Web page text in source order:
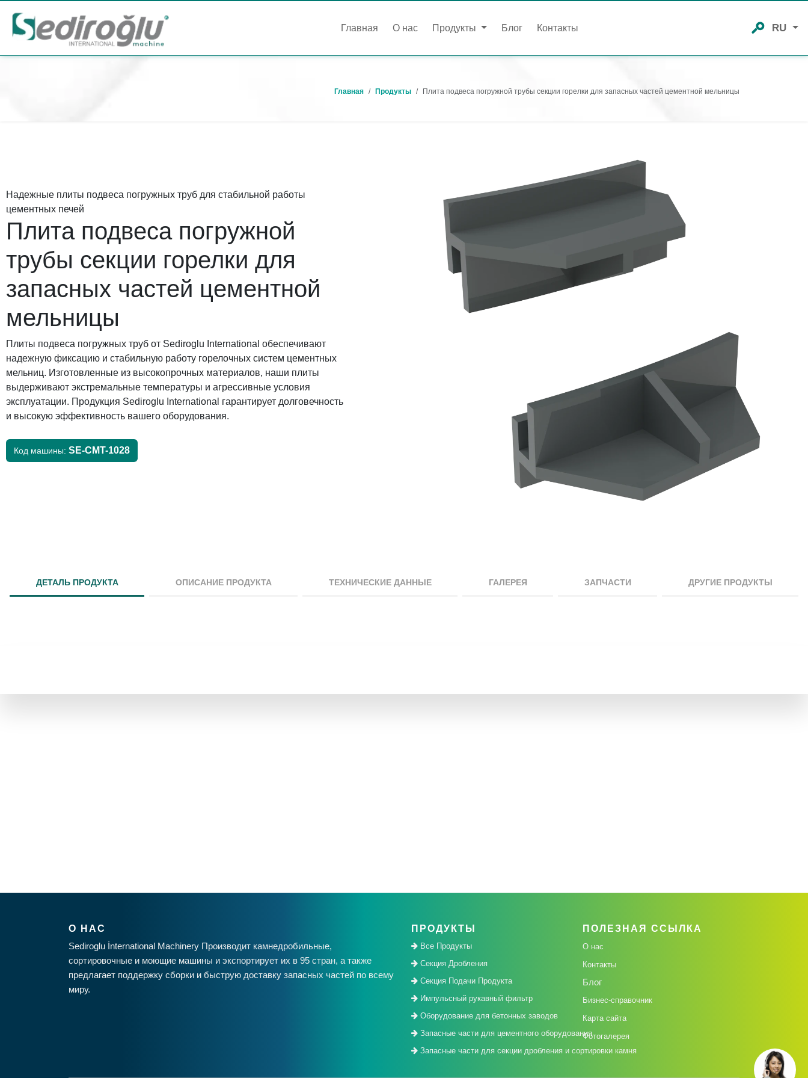
Главная О нас Продукты Блог Контакты RU
Главная Продукты Плита подвеса погружной трубы секции горелки для запасных частей цементной мельницы
Надежные плиты подвеса погружных труб для стабильной работы
цементных печей
Плита подвеса погружной
трубы секции горелки для
запасных частей цементной
мельницы
Плиты подвеса погружных труб от Sediroglu International обеспечивают
надежную фиксацию и стабильную работу горелочных систем цементных
мельниц. Изготовленные из высокопрочных материалов, наши плиты
выдерживают экстремальные температуры и агрессивные условия
эксплуатации. Продукция Sediroglu International гарантирует долговечность
и высокую эффективность вашего оборудования.
Код машины: SE-CMT-1028
ДЕТАЛЬ ПРОДУКТА ОПИСАНИЕ ПРОДУКТА ТЕХНИЧЕСКИЕ ДАННЫЕ ГАЛЕРЕЯ ЗАПЧАСТИ ДРУГИЕ ПРОДУКТЫ
О НАС
Sediroglu İnternational Machinery Производит камнедробильные,
сортировочные и моющие машины и экспортирует их в 95 стран, а также
предлагает поддержку сборки и быструю доставку запасных частей по всему
миру.
ПРОДУКТЫ
Все Продукты
Секция Дробления
Секция Подачи Продукта
Импульсный рукавный фильтр
Оборудование для бетонных заводов
Запасные части для цементного оборудования
Запасные части для секции дробления и сортировки камня
ПОЛЕЗНАЯ ССЫЛКА
О нас
Контакты
Блог
Бизнес-справочник
Карта сайта
Фотогалерея